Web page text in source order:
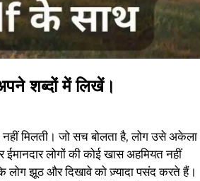
शब्दों में लिखें।
मिलती। जो सच बोलता है, लोग उसे अकेला
लोगों की कोई खास अहमियत नहीं
लोग झूठ और दिखावे को ज़्यादा पसंद करते हैं।